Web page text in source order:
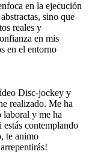
en la ejecución
sino que
reales y
en mis
en el entorno
Disc-jockey y
realizado. Me ha
laboral y me ha
contemplando
te animo